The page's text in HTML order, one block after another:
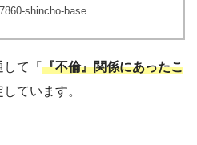
shincho-base
て「 『不倫』関係にあったこ
しています。